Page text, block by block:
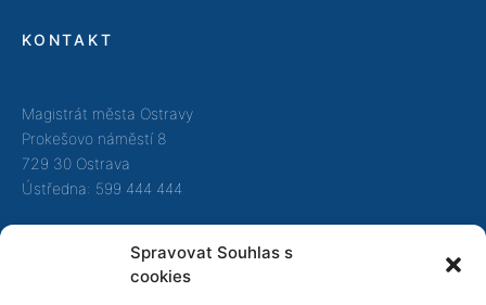
Spravovat Souhlas s
cookies
KONTAKT
Magistrát města Ostravy
Prokešovo náměstí 8
729 30 Ostrava
Ústředna: 599 444 444
844 121 314
info@ostrava.cz